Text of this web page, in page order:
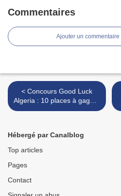
Commentaires
Ajouter un commentaire
< Concours Good Luck
Algeria : 10 places à gagner
pour le très joli feel good
Hébergé par Canalblog
Top articles
Pages
Contact